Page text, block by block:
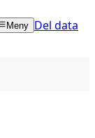
Meny Del data